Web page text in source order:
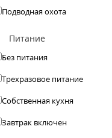
Подводная охота
Питание
Без питания
Трехразовое питание
Собственная кухня
Завтрак включен